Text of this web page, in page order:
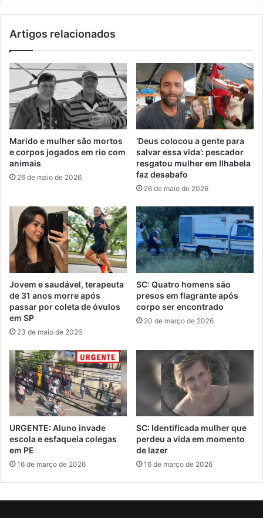
Artigos relacionados
Marido e mulher são mortos
e corpos jogados em rio com
animais
26 de maio de 2026
‘Deus colocou a gente para
salvar essa vida’: pescador
resgatou mulher em Ilhabela
faz desabafo
26 de maio de 2026
Jovem e saudável, terapeuta
de 31 anos morre após
passar por coleta de óvulos
em SP
23 de maio de 2026
SC: Quatro homens são
presos em flagrante após
corpo ser encontrado
20 de março de 2026
URGENTE: Aluno invade
escola e esfaqueia colegas
em PE
16 de março de 2026
SC: Identificada mulher que
perdeu a vida em momento
de lazer
16 de março de 2026